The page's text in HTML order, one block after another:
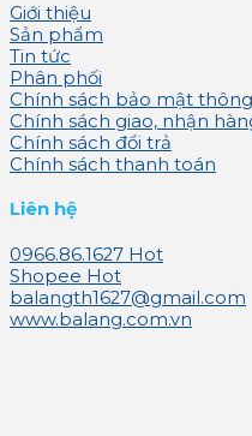
Giới thiệu
Sản phẩm
Tin tức
Phân phối
Chính sách bảo mật
Chính sách giao, nhận
Chính sách đổi trả
Chính sách thanh toán
Liên hệ
0966.86.1627
Shopee
balangth1627@gmail.com
www.balang.com.vn